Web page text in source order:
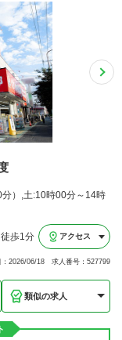
）,土:10時00分～14時
歩1分 アクセス
：2026/06/18 求人番号：527799
類似の求人